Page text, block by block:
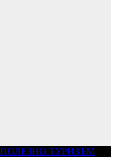
ПОЛЕЗНО ТУРИЗЪМ